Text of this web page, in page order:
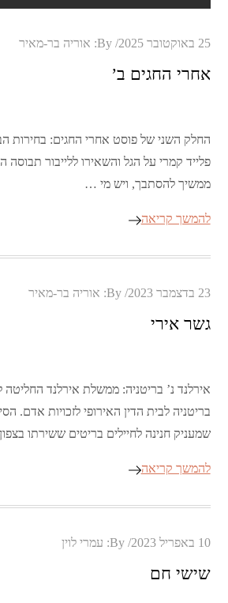
Posted
25 באוקטובר 2025 By: אוריה בר-מאיר
אחרי החגים ב’
החלק השני של פוסט אחרי החגים: בחירות
פלייד קמרי על הגל והשאירו ללייבור תבוסה
ממשיך להסתבך, ויש מי …
להמשך קריאה
Posted
23 בדצמבר 2023 By: אוריה בר-מאיר
גשר אירי
אירלנד נ’ בריטניה: ממשלת אירלנד החליטה
בריטניה לבית הדין האירופי לזכויות אדם.
שמעניק חנינה לחיילים בריטים ששירתו
להמשך קריאה
Posted
10 באפריל 2023 By: עמרי לוין
שישי חם